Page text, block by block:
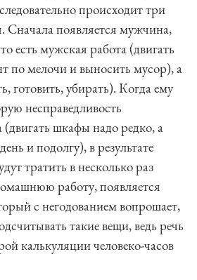
происходит три
Сначала появляется мужчина,
есть мужская работа (двигать
по мелочи и выносить мусор), а
готовить, убирать). Когда ему
несправедливость
(двигать шкафы надо редко, а
и подолгу), в результате
тратить в несколько раз
работу, появляется
с негодованием вопрошает,
такие вещи, ведь речь
калькуляции человеко-часов